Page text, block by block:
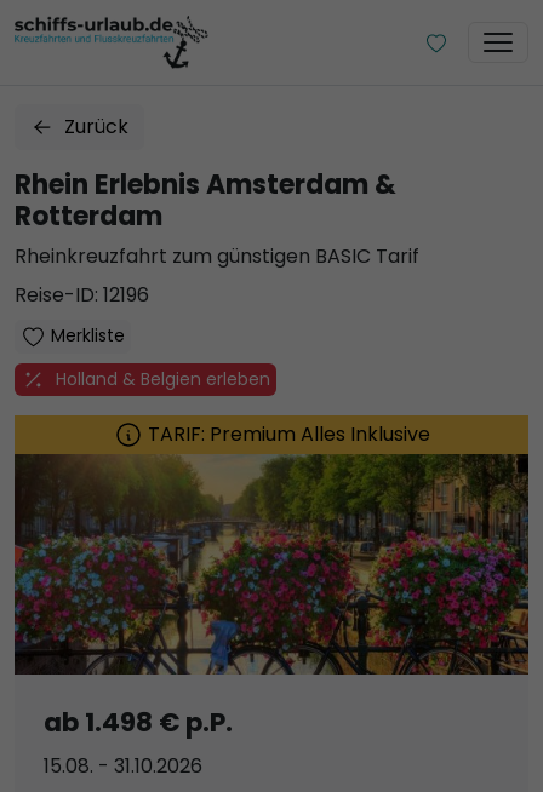
Zurück
Rhein Erlebnis Amsterdam &
Rotterdam
Rheinkreuzfahrt zum günstigen BASIC Tarif
Reise-ID: 12196
Merkliste
Holland & Belgien erleben
TARIF: Premium Alles Inklusive
ab 1.498 € p.P.
15.08. - 31.10.2026